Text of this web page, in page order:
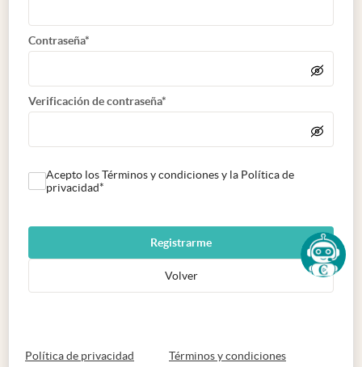
Contraseña*
Verificación de contraseña*
Acepto los Términos y condiciones y la Política de
privacidad*
Registrarme
Volver
Política de privacidad abre en nueva pestaña
Términos y condicionesabre en nueva